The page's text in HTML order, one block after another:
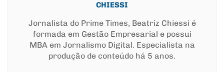
CHIESSI
Jornalista do Prime Times, Beatriz Chiessi é
formada em Gestão Empresarial e possui
MBA em Jornalismo Digital. Especialista na
produção de conteúdo há 5 anos.